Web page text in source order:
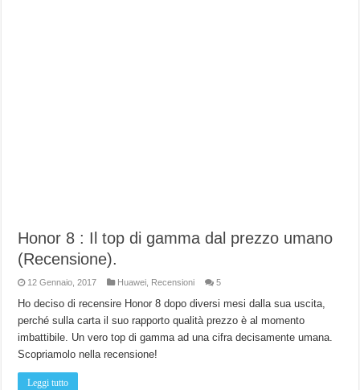
Honor 8 : Il top di gamma dal prezzo umano
(Recensione).
12 Gennaio, 2017 Huawei Recensioni 5
Ho deciso di recensire Honor 8 dopo diversi mesi dalla sua uscita,
perché sulla carta il suo rapporto qualità prezzo è al momento
imbattibile. Un vero top di gamma ad una cifra decisamente umana.
Scopriamolo nella recensione!
Leggi tutto